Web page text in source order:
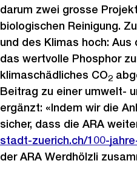
darum zwei grosse
biologischen Reinigung.
und des Klimas hoch:
das wertvolle Phosphor
klimaschädliches CO2
Beitrag zu einer umwelt-
ergänzt: «Indem wir die
sicher, dass die ARA
stadt-zuerich.ch/100-
der ARA Werdhölzli